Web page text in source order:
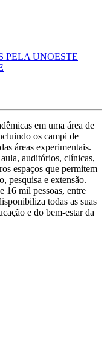
PELA UNOESTE
em uma área de
os campi de
áreas experimentais.
aula, auditórios, clínicas,
espaços que permitem
pesquisa e extensão.
16 mil pessoas, entre
todas as suas
e do bem-estar da